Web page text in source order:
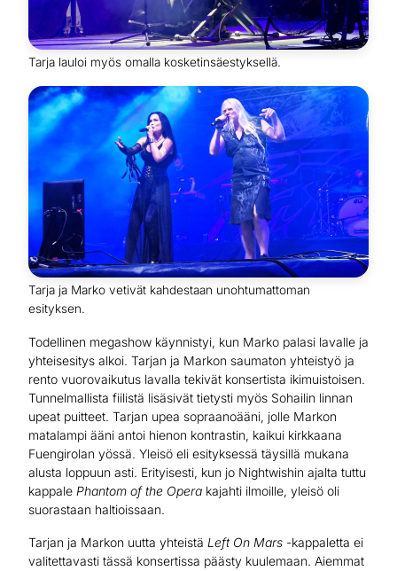
Tarja lauloi myös omalla kosketinsäestyksellä.
Tarja ja Marko vetivät kahdestaan unohtumattoman
esityksen.
Todellinen megashow käynnistyi, kun Marko palasi lavalle ja
yhteisesitys alkoi. Tarjan ja Markon saumaton yhteistyö ja
rento vuorovaikutus lavalla tekivät konsertista ikimuistoisen.
Tunnelmallista fiilistä lisäsivät tietysti myös Sohailin linnan
upeat puitteet. Tarjan upea sopraanoääni, jolle Markon
matalampi ääni antoi hienon kontrastin, kaikui kirkkaana
Fuengirolan yössä. Yleisö eli esityksessä täysillä mukana
alusta loppuun asti. Erityisesti, kun jo Nightwishin ajalta tuttu
kappale Phantom of the Opera kajahti ilmoille, yleisö oli
suorastaan haltioissaan.
Tarjan ja Markon uutta yhteistä Left On Mars -kappaletta ei
valitettavasti tässä konsertissa päästy kuulemaan. Aiemmat